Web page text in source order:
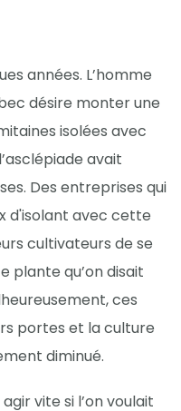
années. L’homme
désire monter une
isolées avec
avait
Des entreprises qui
d'isolant avec cette
cultivateurs de se
plante qu’on disait
ces
portes et la culture
diminué.
vite si l’on voulait